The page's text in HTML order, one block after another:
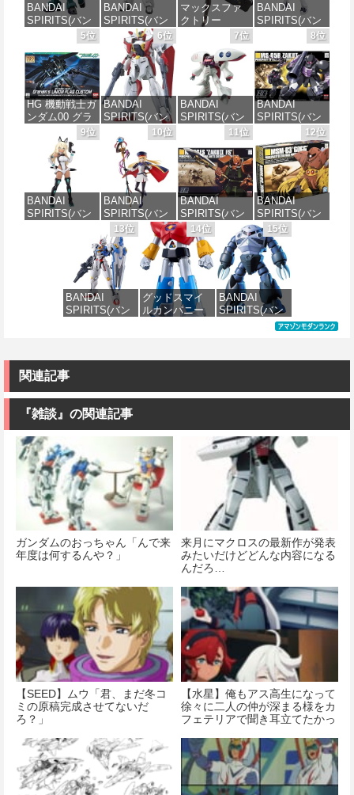
BANDAI
SPIRITS(バン
ダイ スピリッ
ツ) HG 機動新
世紀ガンダムX
ガンダムレオ
パルド 1/144ス
ケール 色分け
済みプラモデ
ル
価格：¥3,480
BANDAI
SPIRITS(バン
ダイ スピリッ
ツ) 機動警察パ
トレイバー
EZY RG 1/48
AV-98Plus (イ
ングラム・プ
ラス) 色分け済
みプラモデル
価格：¥6,480
マックスファ
クトリー
MXちゃん 組み
立て式プラモ
デル ノンスケ
ール 全高約
160mm
価格：¥10,087
BANDAI
SPIRITS(バン
ダイ スピリッ
ツ) 30MS SIS-
J00 メルンジ
ャ[カラーA] 色
分け済みプラ
モデル
価格：¥4,000
5位
HG 機動戦士ガ
ンダム00 グラ
ハム専用ユニ
オンフラッグ
カスタム 1/144
スケール 色分
け済みプラモ
デル
価格：¥1,800
6位
BANDAI
SPIRITS(バン
ダイ スピリッ
ツ) HGAW 機
動新世紀ガン
ダムX ガンダ
ムエアマスタ
ー 1/144スケー
ル 色分け済み
プラモデル
価格：¥3,600
7位
BANDAI
SPIRITS(バン
ダイ スピリッ
ツ) HGUC 195
機動戦士Zガン
ダム キュベレ
イ 1/144スケー
ル 色分け済み
プラモデル
価格：¥2,200
8位
BANDAI
SPIRITS(バン
ダイ スピリッ
ツ) HGUC 機動
戦士ガンダム
ザクI(黒い三連
星仕様) 1/144
スケール 色分
け済みプラモ
デル
価格：¥2,380
9位
BANDAI
SPIRITS(バン
エ[カラーC] 色
分け済みプラ
価格：¥4,500
10位
BANDAI
SPIRITS(バン
ダイ スピリッ
ツ) 30MS
Fate/Grand
Order アルトリ
ア・キャスタ
ー 色分け済み
プラモデル
11位
BANDAI
SPIRITS(バン
ダイ スピリッ
ツ) HGUC
1/144 ザクII
(ガルマ専用機)
(機動戦士ガン
ダム)
価格：¥2,982
12位
BANDAI
SPIRITS(バン
ダイ スピリッ
ツ) HGUC 機動
戦士ガンダム
MSM-03 ゴッ
グ 1/144スケー
ル 色分け済み
プラモデル
価格：¥2,300
13位
BANDAI
SPIRITS(バン
機動戦士ガン
ダム 水星の魔
アリアル 1/100
スケール 色分
け済みプラモ
価格：¥4,822
14位
グッドスマイ
ルカンパニー
イアポロン 組
ケール 全高約
価格：¥8,820
15位
BANDAI
SPIRITS(バン
ダイ スピリッ
MSM-07 ズゴ
みプラモデル
関連記事
『雑談』の関連記事
ガンダムのおっちゃん「んで来
年度は何するんや？」
来月にマクロスの最新作が発表
みたいだけどどんな内容になる
んだろ…
【SEED】ムウ「君、まだ冬コ
ミの原稿完成させてないだ
ろ？」
【水星】俺もアス高生になって
徐々に二人の仲が深まる様をカ
フェテリアで聞き耳立てたかっ